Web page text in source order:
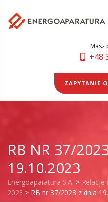
Masz
+48
ZAPYTANIE
RB NR 37/
19.10.2023
Energoaparatura S.A. > Relacje
2023 > RB nr 37/2023 z dnia